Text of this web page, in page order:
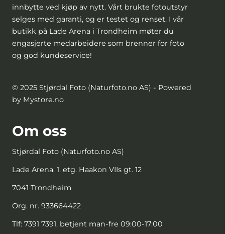
innbytte ved kjøp av nytt. Vårt brukte fotoutstyr
selges med garanti, og er testet og renset. I vår
butikk på Lade Arena i Trondheim møter du
engasjerte medarbeidere som brenner for foto
og god kundeservice!
© 2025 Stjørdal Foto (Naturfoto.no AS) - Powered
by Mystore.no
Om oss
Stjørdal Foto (Naturfoto.no AS)
Lade Arena, 1. etg. Haakon VIIs gt. 12
7041 Trondheim
Org. nr. 933664422
Tlf: 7391 7391, betjent man-fre 09:00-17:00